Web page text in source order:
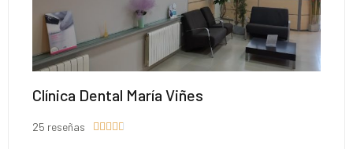
Clínica Dental María Viñes
25 reseñas     